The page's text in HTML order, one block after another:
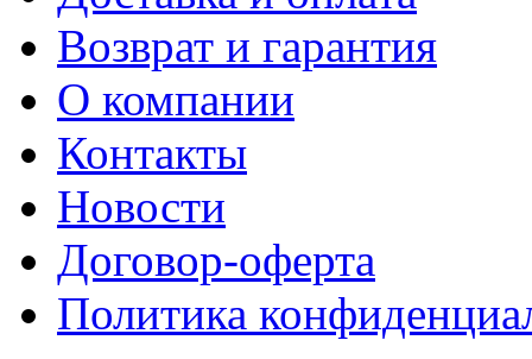
Возврат и гарантия
О компании
Контакты
Новости
Договор-оферта
Политика